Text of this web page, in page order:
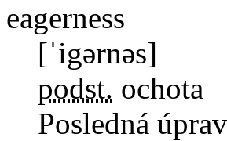
eagerness
[ˈigərnəs]
podst. ochota
Posledná